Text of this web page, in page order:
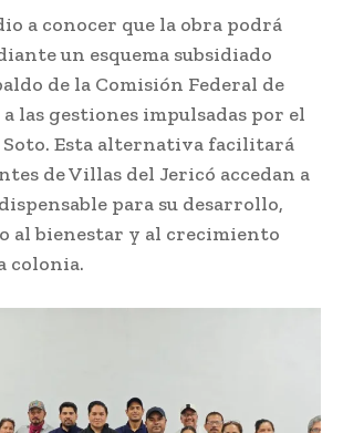
a conocer que la obra podrá
un esquema subsidiado
de la Comisión Federal de
las gestiones impulsadas por el
Soto. Esta alternativa facilitará
de Villas del Jericó accedan a
para su desarrollo,
al bienestar y al crecimiento
colonia.